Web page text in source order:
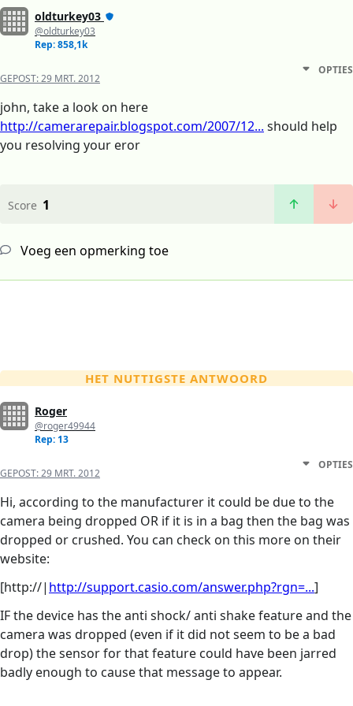
oldturkey03
@oldturkey03
Rep: 858,1k
GEPOST:29 MRT. 2012
OPTIES
john, take a look on here
http://camerarepair.blogspot.com/2007/12... should help
you resolving your eror
Score 1
Voeg een opmerking toe
HET NUTTIGSTE ANTWOORD
Roger
@roger49944
Rep: 13
GEPOST:29 MRT. 2012
OPTIES
Hi, according to the manufacturer it could be due to the
camera being dropped OR if it is in a bag then the bag was
dropped or crushed. You can check on this more on their
website:
[http://| http://support.casio.com/answer.php?rgn=...]
IF the device has the anti shock/ anti shake feature and the
camera was dropped (even if it did not seem to be a bad
drop) the sensor for that feature could have been jarred
badly enough to cause that message to appear.